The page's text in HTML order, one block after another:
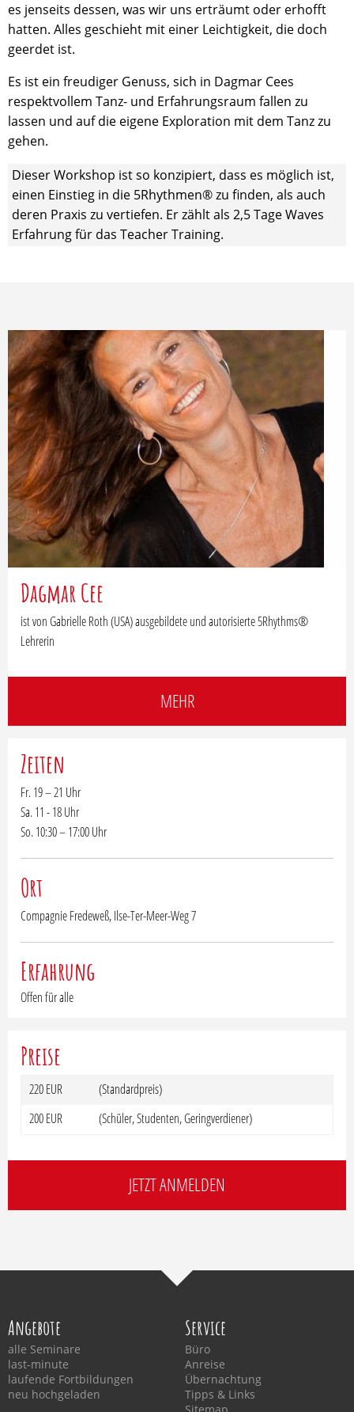
es jenseits dessen, was wir uns erträumt oder erhofft
hatten. Alles geschieht mit einer Leichtigkeit, die doch
geerdet ist.
Es ist ein freudiger Genuss, sich in Dagmar Cees
respektvollem Tanz- und Erfahrungsraum fallen zu
lassen und auf die eigene Exploration mit dem Tanz zu
gehen.
Dieser Workshop ist so konzipiert, dass es möglich ist,
einen Einstieg in die 5Rhythmen® zu finden, als auch
deren Praxis zu vertiefen. Er zählt als 2,5 Tage Waves
Erfahrung für das Teacher Training.
Dagmar Cee
ist von Gabrielle Roth (USA) ausgebildete und autorisierte 5Rhythms®
Lehrerin
MEHR
Zeiten
Fr. 19 – 21 Uhr
Sa. 11 - 18 Uhr
So. 10:30 – 17:00 Uhr
Ort
Compagnie Fredeweß, Ilse-Ter-Meer-Weg 7
Erfahrung
Offen für alle
Preise
220 EUR
(Standardpreis)
200 EUR
(Schüler, Studenten, Geringverdiener)
JETZT ANMELDEN
Angebote
alle Seminare
last-minute
laufende Fortbildungen
neu hochgeladen
Service
Büro
Anreise
Übernachtung
Tipps & Links
Sitemap